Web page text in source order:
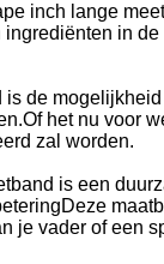
inch lange
in
de
het nu voor
zal worden.
is een
je vader of een